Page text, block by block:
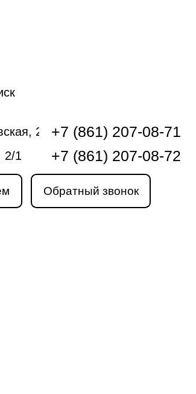
240+7 (861) 207-08-71
2/1 +7 (861) 207-08-72
Обратный звонок